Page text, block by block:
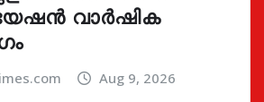
വാർഷിക
Aug 9, 2026